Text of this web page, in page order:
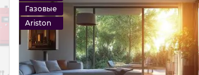
Газовые
Ariston